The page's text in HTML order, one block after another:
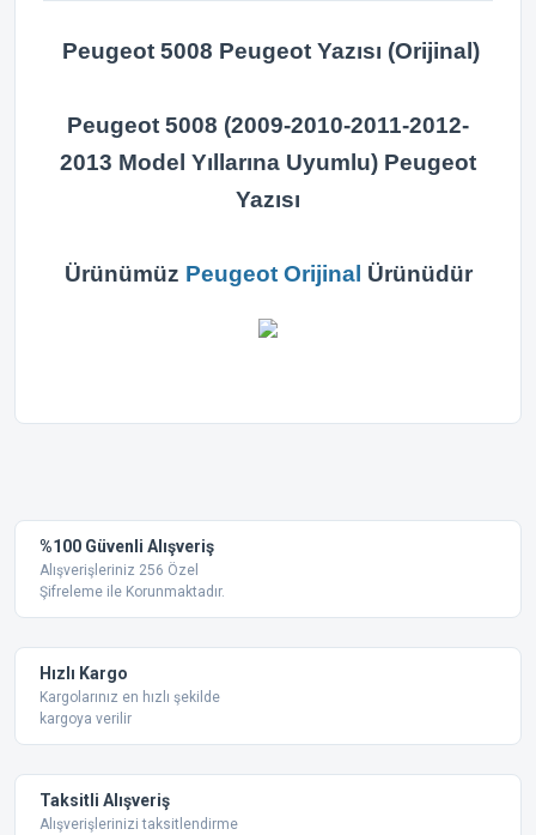
Peugeot 5008 Peugeot Yazısı (Orijinal)
Peugeot 5008 (2009-2010-2011-2012-
2013 Model Yıllarına Uyumlu) Peugeot
Yazısı
Ürünümüz Peugeot Orijinal Ürünüdür
Ürün resmi kalitesiz, bozuk veya görüntülenemiyor.
Ürün açıklamasında eksik bilgiler bulunuyor.
Bu ürüne benzer farklı alternatifler olmalı.
%100 Güvenli Alışveriş
Alışverişleriniz 256 Özel
Şifreleme ile Korunmaktadır.
Hızlı Kargo
Kargolarınız en hızlı şekilde
kargoya verilir
Taksitli Alışveriş
Alışverişlerinizi taksitlendirme